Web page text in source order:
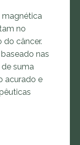
magnética
no
câncer.
nas
suma
acurado e